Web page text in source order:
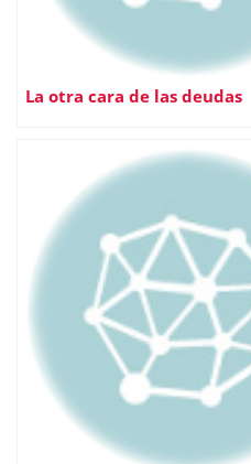
La otra cara de las deudas